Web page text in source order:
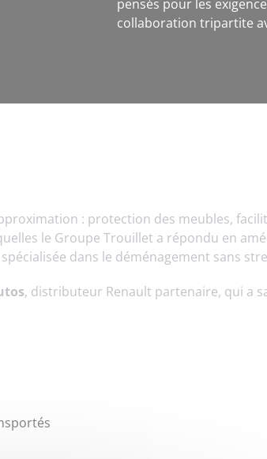
pensés pour les
collaboration tripartite
: protection des meubles,
le Groupe Trouillet a répondu en
dans le déménagement sans
, distributeur Renault partenaire, qui a